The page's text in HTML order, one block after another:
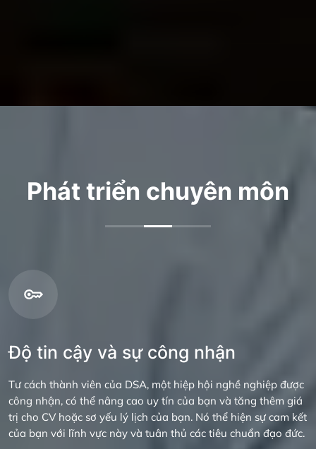
Phát triển chuyên môn
Độ tin cậy và sự công nhận
Tư cách thành viên của DSA, một hiệp hội nghề nghiệp được
công nhận, có thể nâng cao uy tín của bạn và tăng thêm giá
trị cho CV hoặc sơ yếu lý lịch của bạn. Nó thể hiện sự cam kết
của bạn với lĩnh vực này và tuân thủ các tiêu chuẩn đạo đức.